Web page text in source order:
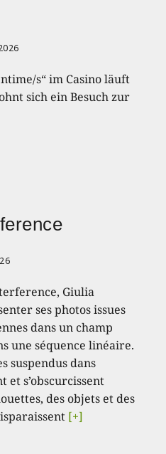
s“ im Casino läuft
sich ein Besuch zur
Giulia
ses photos issues
dans un champ
une séquence linéaire.
suspendus dans
et s’obscurcissent
des objets et des
[+]